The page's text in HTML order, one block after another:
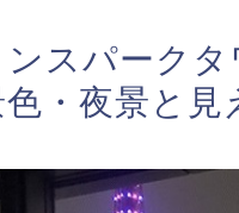
スパーク
・夜景と